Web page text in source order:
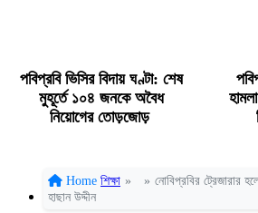
পবিপ্রবি ভিসির বিদায় ঘণ্টা: শেষ
মুহূর্তে ১০৪ জনকে অবৈধ
নিয়োগের তোড়জোড়
Home শিক্ষা » » নোবিপ্রবির ট্রেজারার
হাছান উদ্দীন